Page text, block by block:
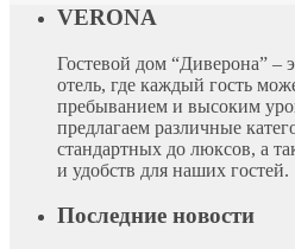
VERONA
Гостевой дом “Диверона”
отель, где каждый гость
пребыванием и высоким
предлагаем различные
стандартных до люксов, а
и удобств для наших гостей.
Последние новости